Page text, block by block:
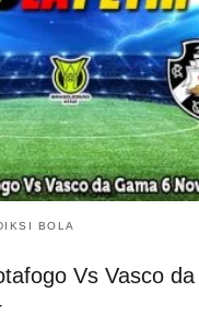
BOLA
Vs Vasco